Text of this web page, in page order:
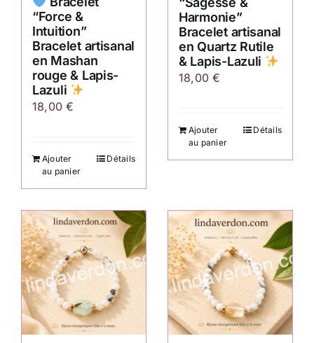
“Force &
Intuition”
Bracelet artisanal
en Mashan
rouge & Lapis-
Lazuli
18,00€
Ajouter
au panier
Détails
Harmonie”
Bracelet artisanal
en Quartz Rutile
& Lapis-Lazuli
18,00€
Ajouter
au panier
Détails